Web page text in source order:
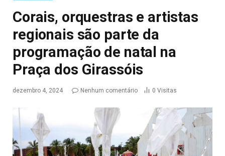
Corais, orquestras e artistas
regionais são parte da
programação de natal na
Praça dos Girassóis
dezembro 4, 2024 Nenhum comentário 0 Visitas